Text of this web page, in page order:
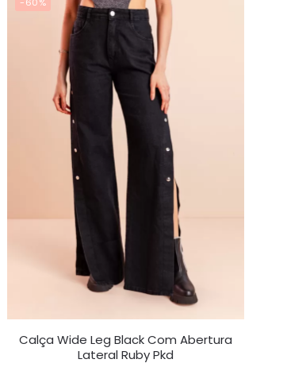
Calça Wide Leg Black Com Abertura
Lateral Ruby Pkd